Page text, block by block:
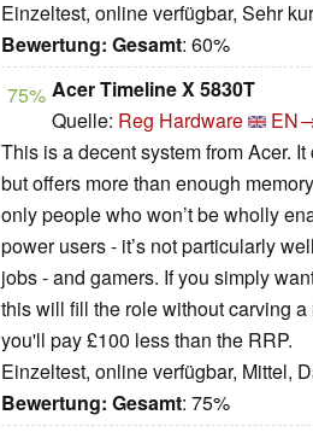
Einzeltest, online verfügbar, Sehr
Bewertung: Gesamt: 60%
75% Acer Timeline X 5830T
Quelle: Reg Hardware
This is a decent system from Acer.
but offers more than enough
only people who won’t be wholly
power users - it’s not particularly
jobs - and gamers. If you simply
this will fill the role without carving
you'll pay £100 less than the RRP.
Einzeltest, online verfügbar, Mittel,
Bewertung: Gesamt: 75%